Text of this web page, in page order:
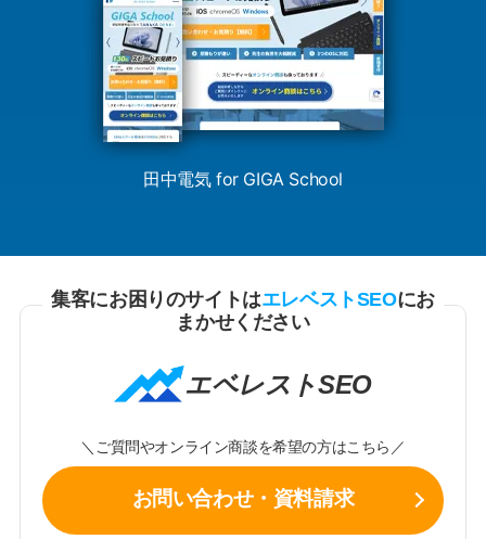
田中電気 for GIGA School
集客にお困りのサイトはエレベストSEOにお
まかせください
エベレストSEO
＼ご質問やオンライン商談を希望の方はこちら／
お問い合わせ・資料請求